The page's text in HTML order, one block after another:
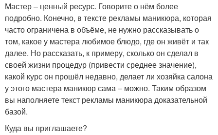
Мастер – ценный ресурс. Говорите о нём более
подробно. Конечно, в тексте рекламы маникюра, которая
часто ограничена в объёме, не нужно рассказывать о
том, какое у мастера любимое блюдо, где он живёт и так
далее. Но рассказать, к примеру, сколько он сделал в
своей жизни процедур (привести среднее значение),
какой курс он прошёл недавно, делает ли хозяйка салона
у этого мастера маникюр сама – можно. Таким образом
вы наполняете текст рекламы маникюра доказательной
базой.
Куда вы приглашаете?